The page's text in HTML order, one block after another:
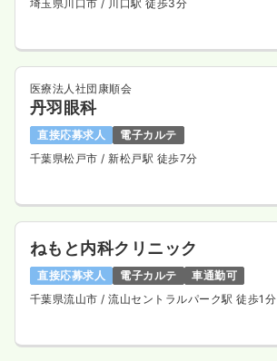
埼玉県川口市 / 川口駅 徒歩3分
医療法人社団康順会
丹羽眼科
直接応募求人
電子カルテ
千葉県松戸市 / 新松戸駅 徒歩7分
ねもと内科クリニック
直接応募求人 電子カルテ
車通勤可
千葉県流山市 / 流山セントラルパーク駅 徒歩1分